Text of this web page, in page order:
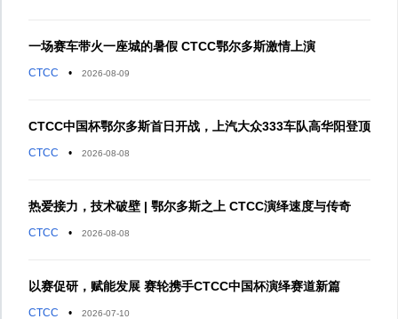
一场赛车带火一座城的暑假 CTCC鄂尔多斯激情上演
CTCC • 2026-08-09
CTCC中国杯鄂尔多斯首日开战，上汽大众333车队高华阳登顶
CTCC • 2026-08-08
热爱接力，技术破壁 | 鄂尔多斯之上 CTCC演绎速度与传奇
CTCC • 2026-08-08
以赛促研，赋能发展 赛轮携手CTCC中国杯演绎赛道新篇
CTCC • 2026-07-10